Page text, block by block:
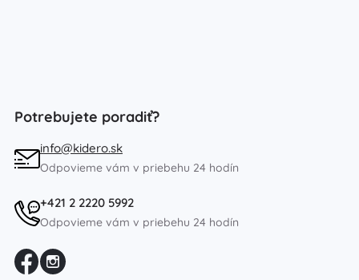
Potrebujete poradiť?
info@kidero.sk
Odpovieme vám v priebehu 24 hodín
+421 2 2220 5992
Odpovieme vám v priebehu 24 hodín